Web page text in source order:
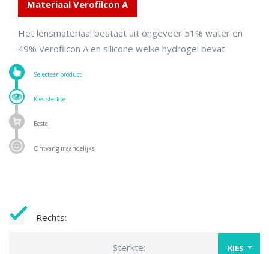
Materiaal Verofilcon A
Het lensmateriaal bestaat uit ongeveer 51% water en
49% Verofilcon A en silicone welke hydrogel bevat
Selecteer product
Kies sterkte
Bestel
Ontvang maandelijks
Rechts:
Sterkte: KIES